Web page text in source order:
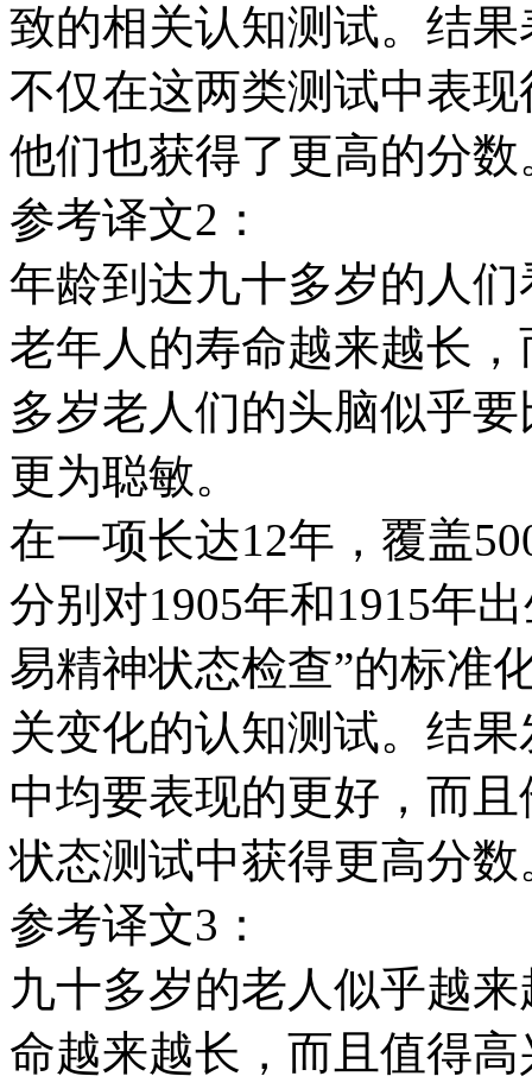
致的相关认知测试。结
不仅在这两类测试中表
他们也获得了更高的分数
参考译文2：
年龄到达九十多岁的人
老年人的寿命越来越长
多岁老人们的头脑似乎
更为聪敏。
在一项长达12年，覆盖
分别对1905年和1915年
易精神状态检查”的标准
关变化的认知测试。结
中均要表现的更好，而
状态测试中获得更高分数
参考译文3：
九十多岁的老人似乎越
命越来越长，而且值得